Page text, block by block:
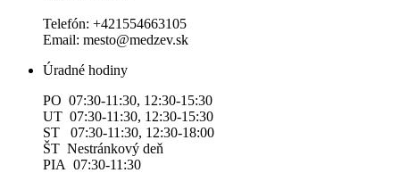
Telefón: +421554663105
Email: mesto@medzev.sk
Úradné hodiny
PO 07:30-11:30, 12:30-15:30
UT 07:30-11:30, 12:30-15:30
ST 07:30-11:30, 12:30-18:00
ŠT Nestránkový deň
PIA 07:30-11:30